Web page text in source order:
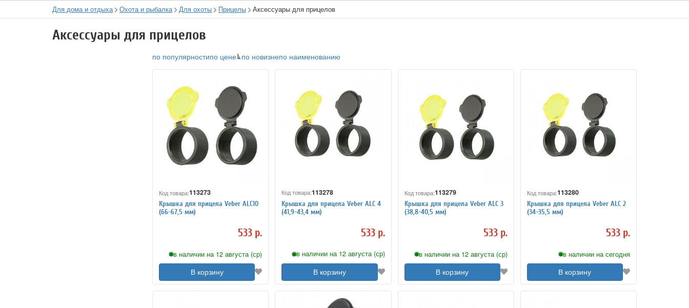
Для дома и отдыха Охота и рыбалка Для охоты Прицелы Аксессуары для прицелов
Аксессуары для прицелов
по популярностипо цене по новизнепо наименованию
Код товара:113273
Крышка для прицела Veber ALC10
(66-67,5 мм)
533 р.
в наличии на 12 августа (ср)
В корзину
Код товара:113278
Крышка для прицела Veber ALC 4
(41,9-43,4 мм)
533 р.
в наличии на 12 августа (ср)
В корзину
Код товара:113279
Крышка для прицела Veber ALC 3
(38,8-40,5 мм)
533 р.
в наличии на 12 августа (ср)
В корзину
Код товара:113280
Крышка для прицела Veber ALC 2
(34-35,5 мм)
533 р.
в наличии на сегодня
В корзину